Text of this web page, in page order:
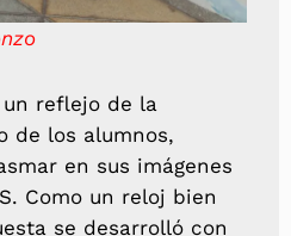
reflejo de la
de los alumnos,
en sus imágenes
Como un reloj bien
se desarrolló con